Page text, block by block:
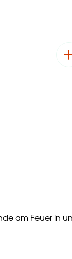
am Feuer in